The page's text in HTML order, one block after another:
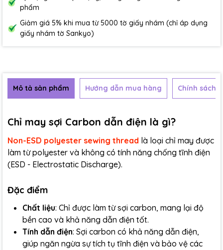
phẩm
Giảm giá 5% khi mua từ 5000 tờ giấy nhám (chỉ áp dụng
giấy nhám tờ Sankyo)
Mô tả sản phẩm Hướng dẫn mua hàng Chính sách
Chỉ may sợi Carbon dẫn điện là gì?
Non-ESD polyester sewing thread là loại chỉ may được
làm từ polyester và không có tính năng chống tĩnh điện
(ESD - Electrostatic Discharge).
Đặc điểm
Chất liệu: Chỉ được làm từ sợi carbon, mang lại độ
bền cao và khả năng dẫn điện tốt.
Tính dẫn điện: Sợi carbon có khả năng dẫn điện,
giúp ngăn ngừa sự tích tụ tĩnh điện và bảo vệ các